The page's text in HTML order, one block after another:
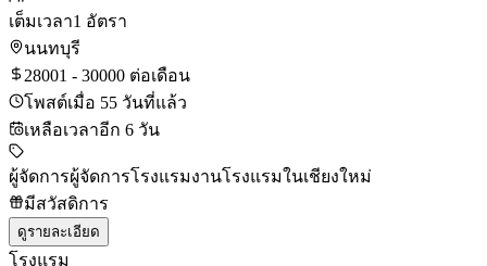
เต็มเวลา1 อัตรา
นนทบุรี
28001 - 30000 ต่อเดือน
โพสต์เมื่อ 55 วันที่แล้ว
เหลือเวลาอีก 6 วัน
ผู้จัดการผู้จัดการโรงแรมงานโรงแรมในเชียงใหม่
มีสวัสดิการ
ดูรายละเอียด
โรงแรม